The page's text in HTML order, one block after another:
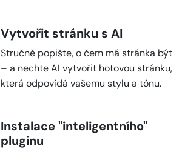
Vytvořit stránku s AI
Stručně popište, o čem má stránka být
– a nechte AI vytvořit hotovou stránku,
která odpovídá vašemu stylu a tónu.
Instalace "inteligentního"
pluginu